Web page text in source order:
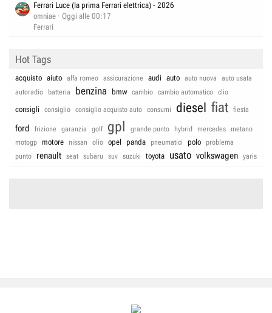
Ferrari Luce (la prima Ferrari elettrica) - 2026
omniae
Oggi alle 00:17
Ferrari
Hot Tags
acquisto aiuto alfa romeo assicurazione audi auto auto nuova
auto usata
autoradio
batteria benzina bmw cambio cambio automatico clio
consigli consiglio consiglio acquisto auto consumi diesel fiat fiesta
ford frizione garanzia golf gpl grande punto hybrid mercedes
metano
motogp
motore nissan olio opel panda pneumatici polo
problema
punto
renault seat subaru suv suzuki toyota usato volkswagen yaris